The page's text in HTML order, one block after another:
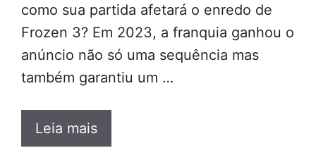
como sua partida afetará o enredo de
Frozen 3? Em 2023, a franquia ganhou o
anúncio não só uma sequência mas
também garantiu um …
Leia mais